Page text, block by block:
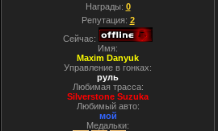
Награды: 0
Репутация: 2
Сейчас:
Имя:
Maxim Danyuk
Управление в гонках:
руль
Любимая трасса:
Silverstone Suzuka
Любимый авто:
мой
Медальки: